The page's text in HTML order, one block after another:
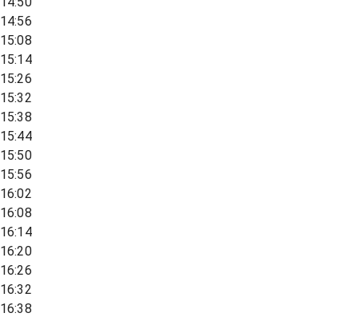
14:56
15:08
15:14
15:26
15:32
15:38
15:44
15:50
15:56
16:02
16:08
16:14
16:20
16:26
16:32
16:38